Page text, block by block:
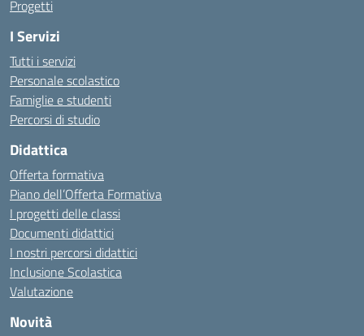
Progetti
I Servizi
Tutti i servizi
Personale scolastico
Famiglie e studenti
Percorsi di studio
Didattica
Offerta formativa
Piano dell’Offerta Formativa
I progetti delle classi
Documenti didattici
I nostri percorsi didattici
Inclusione Scolastica
Valutazione
Novità